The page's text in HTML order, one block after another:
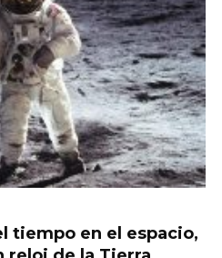
tiempo en el espacio,